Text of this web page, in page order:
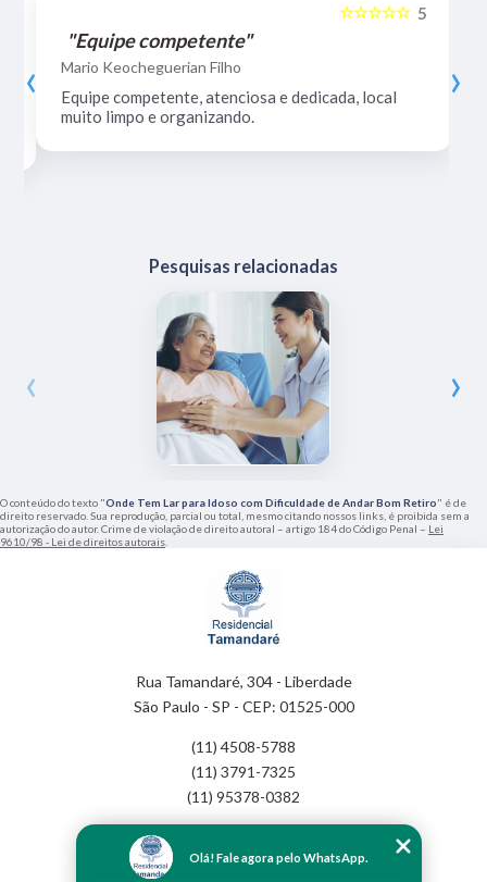
5
☆☆☆☆☆
"Equipe competente"
Mario Keocheguerian Filho
Equipe competente, atenciosa e dedicada, local
muito limpo e organizando.
‹ ›
Pesquisas relacionadas
‹ ›
O conteúdo do texto "Onde Tem Lar para Idoso com Dificuldade de Andar Bom Retiro" é de
direito reservado. Sua reprodução, parcial ou total, mesmo citando nossos links, é proibida sem a
autorização do autor. Crime de violação de direito autoral – artigo 184 do Código Penal – Lei
9610/98 - Lei de direitos autorais
Rua Tamandaré, 304 - Liberdade
São Paulo - SP - CEP: 01525-000
(11) 4508-5788
(11) 3791-7325
(11) 95378-0382
Empresa
Olá! Fale agora pelo WhatsApp.